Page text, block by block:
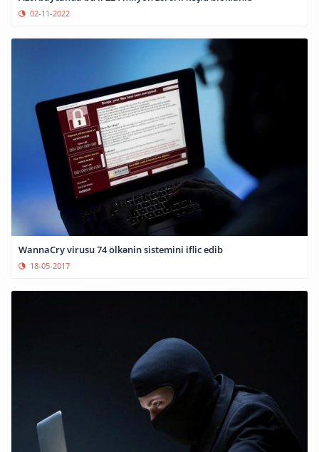
02-11-2022
WannaCry virusu 74 ölkənin sistemini iflic edib
18-05-2017